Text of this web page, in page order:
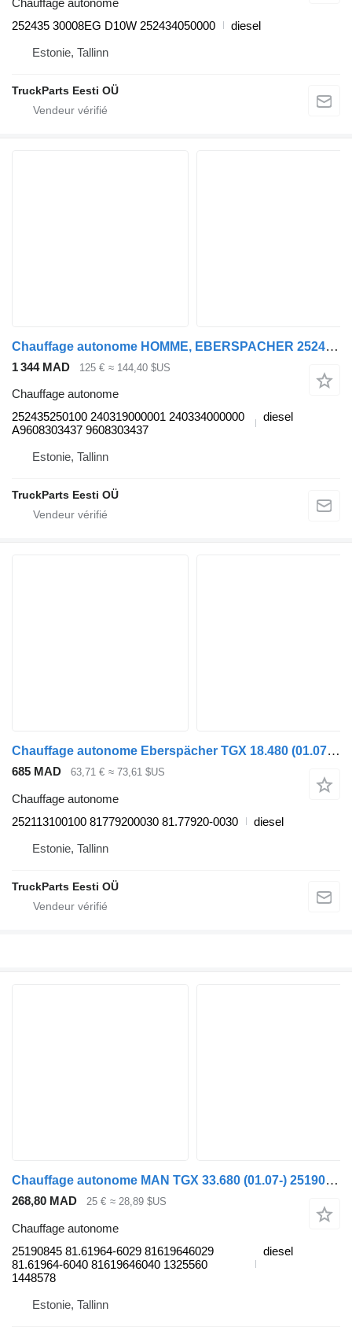
252435 30008EG D10W 252434050000
diesel
Estonie, Tallinn
TruckParts Eesti OÜ
Chauffage autonome HOMME, EBERSPACHER 252435250100 pour tracteur routier MAN TGL, TGM, TGS, TGX (2005-2021)
1 344 MAD 125 € ≈ 144,40 $US
Chauffage autonome
252435250100 240319000001 240334000000
A9608303437 9608303437
diesel
Estonie, Tallinn
TruckParts Eesti OÜ
Chauffage autonome Eberspächer TGX 18.480 (01.07-) 252113100100 pour tracteur routier MAN TGL, TGM, TGS, TGX (2005-2021)
685 MAD 63,71 € ≈ 73,61 $US
Chauffage autonome
252113100100 81779200030 81.77920-0030
diesel
Estonie, Tallinn
TruckParts Eesti OÜ
Chauffage autonome MAN TGX 33.680 (01.07-) 25190845 pour tracteur routier MAN TGL, TGM, TGS, TGX (2005-2021)
268,80 MAD 25 € ≈ 28,89 $US
Chauffage autonome
25190845 81.61964-6029 81619646029
81.61964-6040 81619646040 1325560
1448578
diesel
Estonie, Tallinn